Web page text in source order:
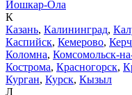
Йошкар-Ола
К
Казань, Калининград,
Каспийск, Кемерово,
Коломна, Комсомольск-
Кострома, Красногорск,
Курган, Курск, Кызыл
Л